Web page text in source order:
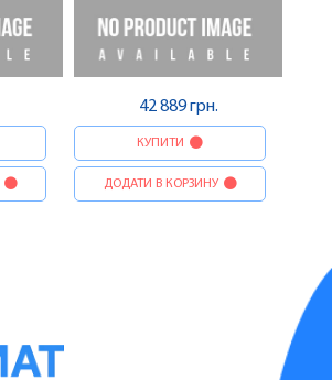
42 889 грн.
КУПИТИ
ДОДАТИ В КОРЗИНУ